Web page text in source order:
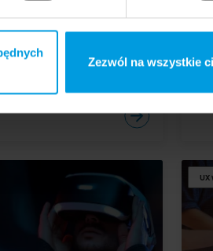
Zezwól na wszystkie
przestrzeni –
emocji i
miejsc
UX